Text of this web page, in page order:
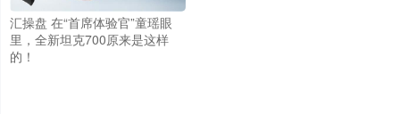
汇操盘 在“首席体验官”童瑶眼
里，全新坦克700原来是这样
的！